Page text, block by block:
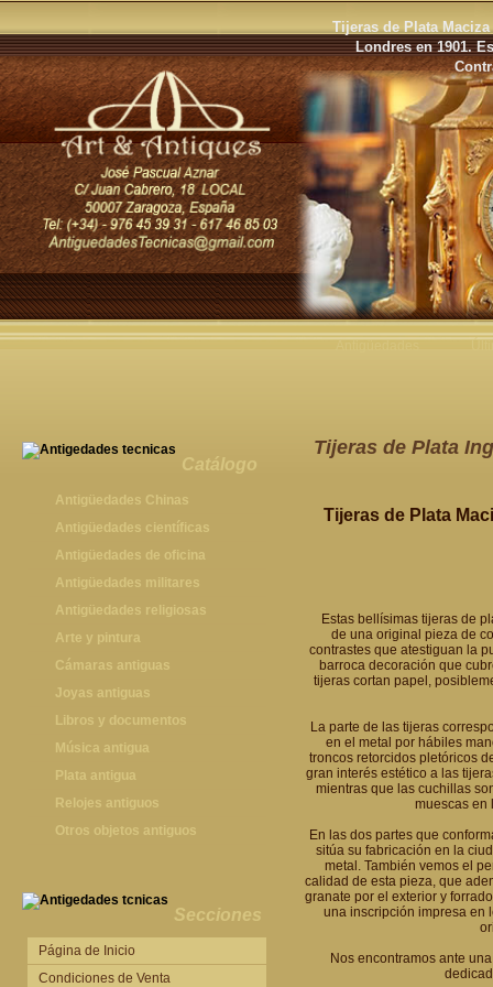
Tijeras de Plata
Londres en 1901.
Catálogo
Antigüedades Chinas
Antigüedades Chinas
Antigüedades científicas
Antigüedades científicas
Antigüedades de oficina
Máquinas de escribir antiguas
Calculadoras antiguas
Teléfonos y Telégrafos antiguos
Antigüedades militares
Espadas antiguas
Medallas y condecoraciones
Cascos militares
Otros artículos militares
Antigüedades religiosas
Antigüedades religiosas
Arte y pintura
Pintura antigua
Pintura contemporánea
Grabados antiguos y mapas
Cámaras antiguas
Cámaras antiguas
Joyas antiguas
Joyas antiguas
Libros y documentos
Libros antiguos
Fotografia antigua
Publicaciones antiguas
Música antigua
Gramófonos antiguos
Cajas de música antiguas
Radios antiguas
Plata antigua
Plata antigua
Relojes antiguos
Relojes sobremesa antiguos
Relojes de bolsillo antiguos
Relojes de pulsera antiguos
Otros objetos antiguos
Secciones
Página de Inicio
Condiciones de Venta
Tijeras de Plata
Tijeras de Plata
Estas bellísimas tijeras de
de una original pieza de
contrastes que atestiguan la
barroca decoración que
tijeras cortan papel,
La parte de las tijeras
en el metal por hábiles
troncos retorcidos pletóricos
gran interés estético a las
mientras que las cuchillas
muescas en
En las dos partes que
sitúa su fabricación en la
metal. También vemos el
calidad de esta pieza, que
granate por el exterior y
una inscripción impresa en
Nos encontramos ante